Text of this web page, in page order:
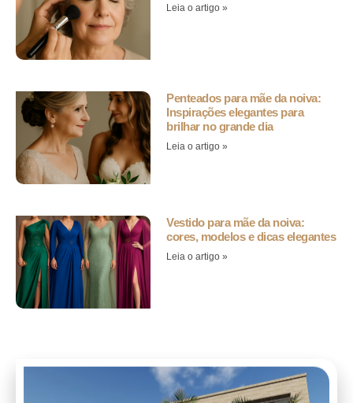
Leia o artigo »
Penteados para mãe da noiva:
Inspirações elegantes para
brilhar no grande dia
Leia o artigo »
Vestido para mãe da noiva:
cores, modelos e dicas elegantes
Leia o artigo »